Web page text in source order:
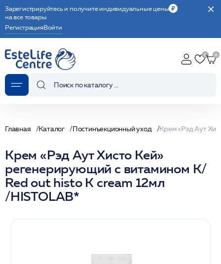
Зарегистрируйтесь и получите индивидуальные цены
на все товары
РегистрацияВойти
Главная Каталог Постинъекционный уход
Крем «Рэд Аут Хисто Кей»
регенерирующий с витамином К/
Red out histo K cream 12мл
/HISTOLAB*